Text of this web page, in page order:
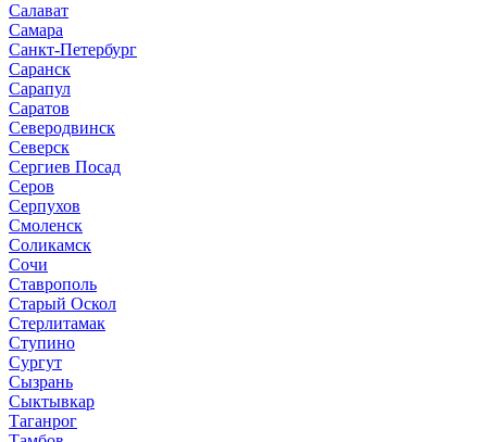
Салават
Самара
Санкт-Петербург
Саранск
Сарапул
Саратов
Северодвинск
Северск
Сергиев Посад
Серов
Серпухов
Смоленск
Соликамск
Сочи
Ставрополь
Старый Оскол
Стерлитамак
Ступино
Сургут
Сызрань
Сыктывкар
Таганрог